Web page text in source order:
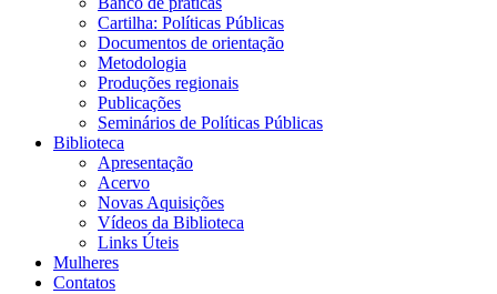
Cartilha: Políticas Públicas
Documentos de orientação
Metodologia
Produções regionais
Publicações
Seminários de Políticas Públicas
Biblioteca
Apresentação
Acervo
Novas Aquisições
Vídeos da Biblioteca
Links Úteis
Mulheres
Contatos